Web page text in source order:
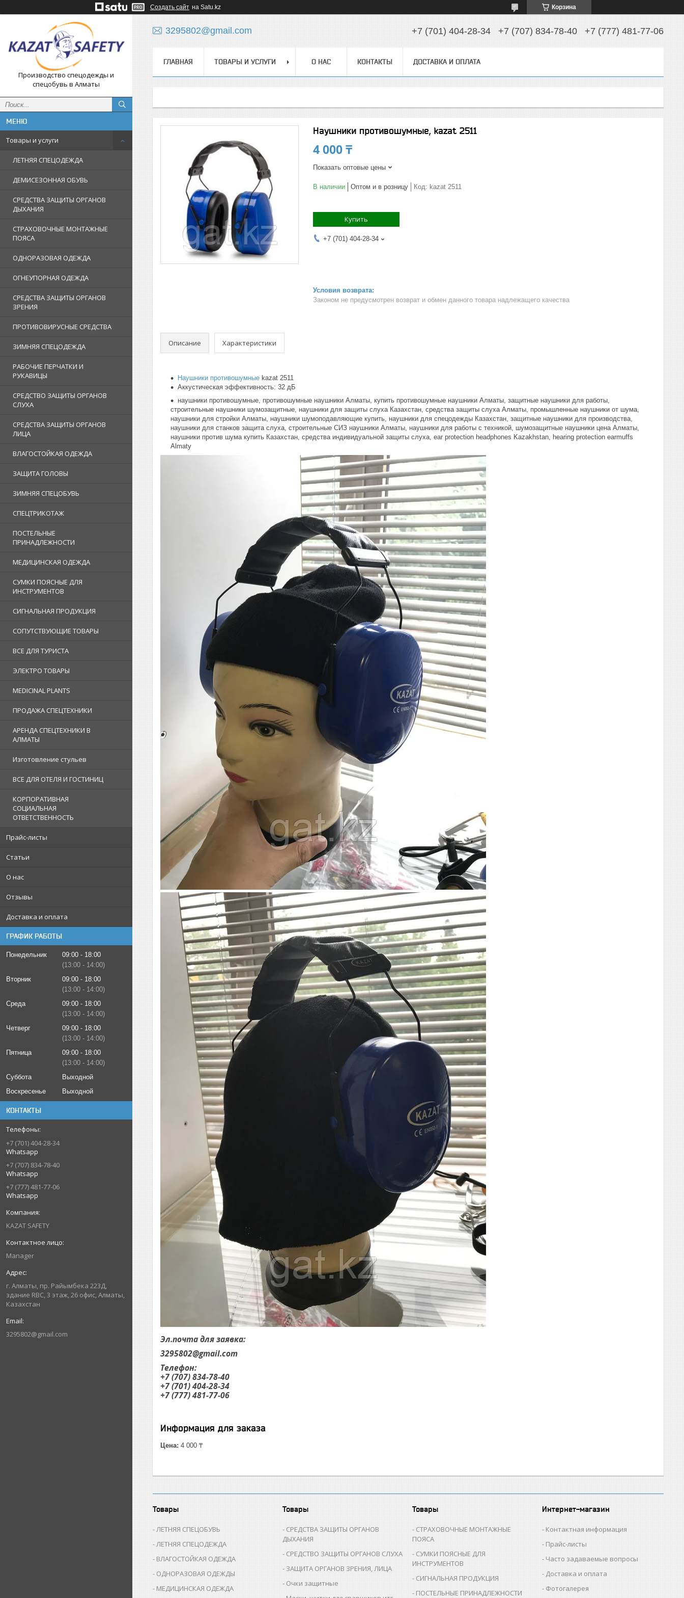
Создать сайт на Satu.kz Корзина
Производство спецодежды и
спецобувь в Алматы
Товары и услуги
ЛЕТНЯЯ СПЕЦОДЕЖДА
ДЕМИСЕЗОННАЯ ОБУВЬ
СРЕДСТВА ЗАЩИТЫ ОРГАНОВ
ДЫХАНИЯ
СТРАХОВОЧНЫЕ МОНТАЖНЫЕ
ПОЯСА
ОДНОРАЗОВАЯ ОДЕЖДА
ОГНЕУПОРНАЯ ОДЕЖДА
СРЕДСТВА ЗАЩИТЫ ОРГАНОВ
ЗРЕНИЯ
ПРОТИВОВИРУСНЫЕ СРЕДСТВА
ЗИМНЯЯ СПЕЦОДЕЖДА
РАБОЧИЕ ПЕРЧАТКИ И
РУКАВИЦЫ
СРЕДСТВО ЗАЩИТЫ ОРГАНОВ
СЛУХА
СРЕДСТВА ЗАЩИТЫ ОРГАНОВ
ЛИЦА
ВЛАГОСТОЙКАЯ ОДЕЖДА
ЗАЩИТА ГОЛОВЫ
ЗИМНЯЯ СПЕЦОБУВЬ
СПЕЦТРИКОТАЖ
ПОСТЕЛЬНЫЕ
ПРИНАДЛЕЖНОСТИ
МЕДИЦИНСКАЯ ОДЕЖДА
СУМКИ ПОЯСНЫЕ ДЛЯ
ИНСТРУМЕНТОВ
СИГНАЛЬНАЯ ПРОДУКЦИЯ
СОПУТСТВУЮЩИЕ ТОВАРЫ
ВСЕ ДЛЯ ТУРИСТА
ЭЛЕКТРО ТОВАРЫ
MEDICINAL PLANTS
ПРОДАЖА СПЕЦТЕХНИКИ
АРЕНДА СПЕЦТЕХНИКИ В
АЛМАТЫ
Изготовление стульев
ВСЕ ДЛЯ ОТЕЛЯ И ГОСТИНИЦ
КОРПОРАТИВНАЯ
СОЦИАЛЬНАЯ
ОТВЕТСТВЕННОСТЬ
Прайс-листы
Статьи
О нас
Отзывы
Доставка и оплата
ГРАФИК РАБОТЫ
Понедельник 09:00
18:00
13:00
14:00
Вторник
09:00
18:00
13:00
14:00
Среда
09:00
18:00
13:00
14:00
Четверг
09:00
18:00
13:00
14:00
Пятница
09:00
18:00
13:00
14:00
Суббота
Выходной
Воскресенье
Выходной
КОНТАКТЫ
+7 (701) 404-28-34
Whatsapp
+7 (707) 834-78-40
Whatsapp
+7 (777) 481-77-06
Whatsapp
KAZAT SAFETY
Manager
г. Алматы, пр. Райымбека 223Д,
здание RBC, 3 этаж, 26 офис, Алматы,
Казахстан
3295802@gmail.com
3295802@gmail.com +7 (701) 404-28-34 +7 (707) 834-78-40 +7 (777) 481-77-06
ГЛАВНАЯ ТОВАРЫ И УСЛУГИ О НАС КОНТАКТЫ ДОСТАВКА И ОПЛАТА
Наушники противошумные, kazat 2511
4 000 ₸
Показать оптовые цены
В наличии Оптом и в розницу Код: kazat 2511
Купить
+7 (701) 404-28-34
Законом не предусмотрен возврат и обмен данного товара надлежащего качества
Описание Характеристики
Наушники противошумные​ kazat 2511
Аккустическая эффективность: 32 дБ
наушники противошумные, противошумные наушники Алматы, купить противошумные наушники Алматы, защитные наушники для работы,
строительные наушники шумозащитные, наушники для защиты слуха Казахстан, средства защиты слуха Алматы, промышленные наушники от шума,
наушники для стройки Алматы, наушники шумоподавляющие купить, наушники для спецодежды Казахстан, защитные наушники для производства,
наушники для станков защита слуха, строительные СИЗ наушники Алматы, наушники для работы с техникой, шумозащитные наушники цена Алматы,
наушники против шума купить Казахстан, средства индивидуальной защиты слуха, ear protection headphones Kazakhstan, hearing protection earmuffs
Almaty
Эл.почта для заявка:
3295802@gmail.com
Телефон:
+7 (707) 834-78-40
+7 (701) 404-28-34
+7 (777) 481-77-06
Информация для заказа
Цена: 4 000 ₸
Товары
ЛЕТНЯЯ СПЕЦОБУВЬ
ЛЕТНЯЯ СПЕЦОДЕЖДА
ВЛАГОСТОЙКАЯ ОДЕЖДА
ОДНОРАЗОВАЯ ОДЕЖДЫ
МЕДИЦИНСКАЯ ОДЕЖДА
Товары
СРЕДСТВА ЗАЩИТЫ ОРГАНОВ
ДЫХАНИЯ
СРЕДСТВО ЗАЩИТЫ ОРГАНОВ СЛУХА
ЗАЩИТА ОРГАНОВ ЗРЕНИЯ, ЛИЦА
Очки защитные
Товары
СТРАХОВОЧНЫЕ МОНТАЖНЫЕ
ПОЯСА
СУМКИ ПОЯСНЫЕ ДЛЯ
ИНСТРУМЕНТОВ
СИГНАЛЬНАЯ ПРОДУКЦИЯ
ПОСТЕЛЬНЫЕ ПРИНАДЛЕЖНОСТИ
Интернет-магазин
Контактная информация
Прайс-листы
Часто задаваемые вопросы
Доставка и оплата
Фотогалерея